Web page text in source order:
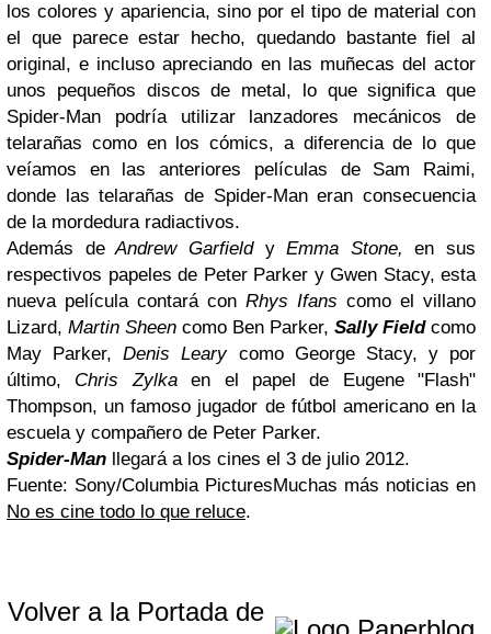
los colores y apariencia, sino por el tipo de material con
el que parece estar hecho, quedando bastante fiel al
original, e incluso apreciando en las muñecas del actor
unos pequeños discos de metal, lo que significa que
Spider-Man podría utilizar lanzadores mecánicos de
telarañas como en los cómics, a diferencia de lo que
veíamos en las anteriores películas de Sam Raimi,
donde las telarañas de Spider-Man eran consecuencia
de la mordedura radiactivos.
Además deAndrew Garfield yEmma Stone, en sus
respectivos papeles de Peter Parker y Gwen Stacy, esta
nueva película contará con Rhys Ifans como el villano
Lizard, Martin Sheen como Ben Parker, Sally Field como
May Parker,Denis Leary como George Stacy, y por
último, Chris Zylkaen el papel de Eugene "Flash"
Thompson, un famoso jugador de fútbol americano en la
escuela y compañero de Peter Parker.
Spider-Man llegará a los cines el 3 de julio 2012.
Fuente: Sony/Columbia PicturesMuchas más noticias en
No es cine todo lo que reluce.
Volver a la Portada de